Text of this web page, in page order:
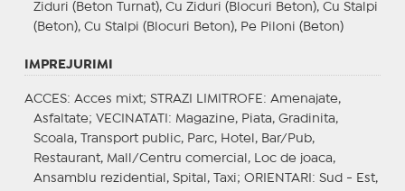
Ziduri (Beton Turnat), Cu Ziduri (Blocuri Beton), Cu Stalpi
(Beton), Cu Stalpi (Blocuri Beton), Pe Piloni (Beton)
IMPREJURIMI
ACCES: Acces mixt; STRAZI LIMITROFE : Amenajate,
Asfaltate; VECINATATI : Magazine, Piata, Gradinita,
Scoala, Transport public, Parc, Hotel, Bar/Pub,
Restaurant, Mall/Centru comercial, Loc de joaca,
Ansamblu rezidential, Spital, Taxi; ORIENTARI : Sud - Est,